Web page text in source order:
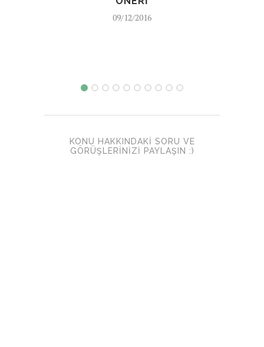
09/12/2016
KONU HAKKINDAKI SORU VE
GÖRÜŞLERINIZI PAYLAŞIN :)